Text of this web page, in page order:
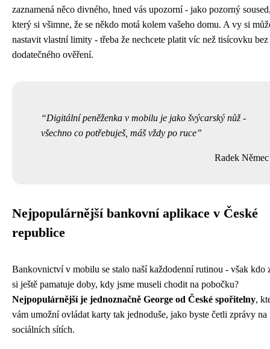
zaznamená něco divného, hned vás upozorní - jako pozorný
který si všimne, že se někdo motá kolem vašeho domu. A vy si
nastavit vlastní limity - třeba že nechcete platit víc než tisícovku bez
dodatečného ověření.
Digitální peněženka v mobilu je jako švýcarský nůž -
všechno co potřebuješ, máš vždy po ruce
Radek Němec
Nejpopulárnější bankovní aplikace v České
republice
Bankovnictví v mobilu se stalo naší každodenní rutinou - však kdo
si ještě pamatuje doby, kdy jsme museli chodit na pobočku?
Nejpopulárnější je jednoznačně George od České spořitelny,
vám umožní ovládat karty tak jednoduše, jako byste četli zprávy na
sociálních sítích.